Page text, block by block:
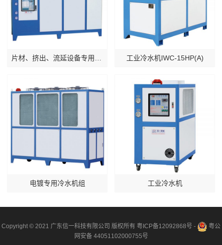
工业冷水机IWC-15HP(A)
电镀专用冷水机组 工业冷水机
Copyright © 2021 广东信一科技有限公司 版权所有 粤ICP备12092868号 -
粤公
网安备 44051102000755号